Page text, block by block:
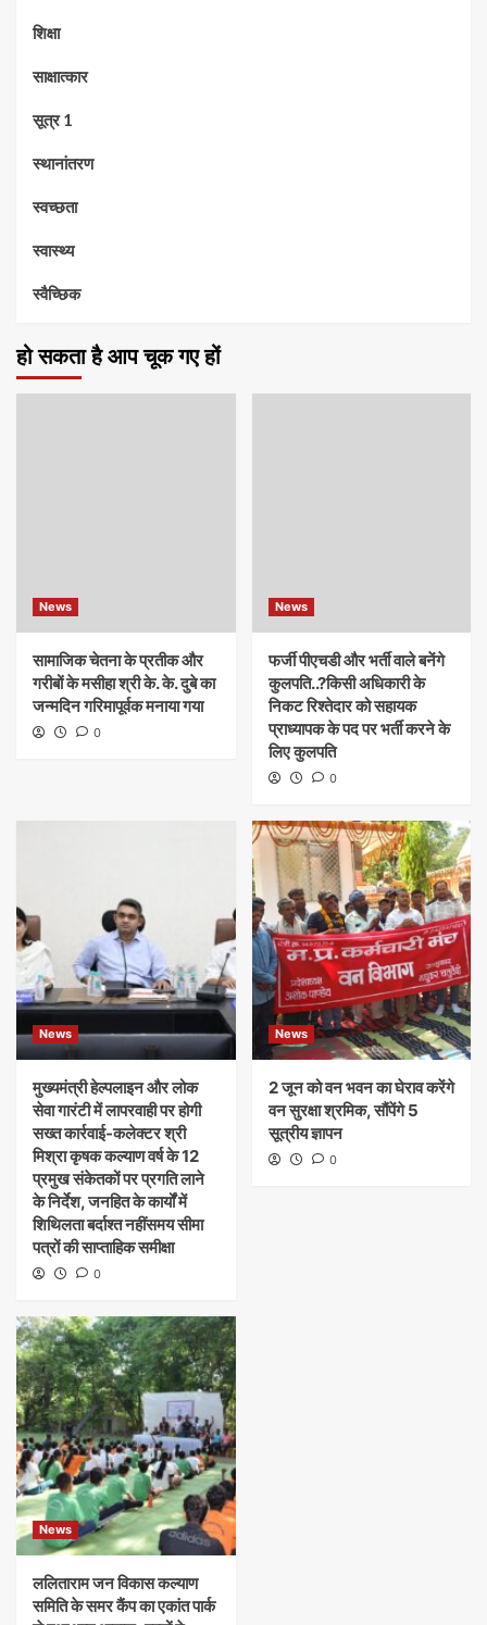
शिक्षा
साक्षात्कार
सूत्र 1
स्थानांतरण
स्वच्छता
स्वास्थ्य
स्वैच्छिक
हो सकता है आप चूक गए हों
News
सामाजिक चेतना के प्रतीक और
गरीबों के मसीहा श्री के. के. दुबे का
जन्मदिन गरिमापूर्वक मनाया गया
0
News
फर्जी पीएचडी और भर्ती वाले बनेंगे
कुलपति..?किसी अधिकारी के
निकट रिश्तेदार को सहायक
प्राध्यापक के पद पर भर्ती करने के
लिए कुलपति
0
News
मुख्यमंत्री हेल्पलाइन और लोक
सेवा गारंटी में लापरवाही पर होगी
सख्त कार्रवाई-कलेक्टर श्री
मिश्रा कृषक कल्याण वर्ष के 12
प्रमुख संकेतकों पर प्रगति लाने
के निर्देश, जनहित के कार्यों में
शिथिलता बर्दाश्त नहींसमय सीमा
पत्रों की साप्ताहिक समीक्षा
0
News
​2 जून को वन भवन का घेराव करेंगे
वन सुरक्षा श्रमिक, सौंपेंगे 5
सूत्रीय ज्ञापन
0
News
ललिताराम जन विकास कल्याण
समिति के समर कैंप का एकांत पार्क